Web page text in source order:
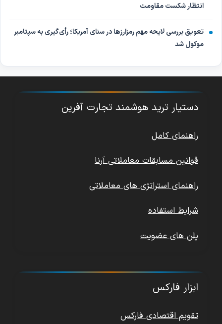
انتظار شکست مقاومت
تعویق بررسی لایحه مهم رمزارزها در سنای آمریکا؛ رأی‌گیری به سپتامبر
موکول شد
دستیار ترید هوشمند تجارت آفرین
راهنمای کامل
قوانین مسابقات معاملاتی آرنا
راهنمای استراتژی های معاملاتی
شرایط استفاده
پلن های عضویت
ابزار فارکس
تقویم اقتصادی فارکس